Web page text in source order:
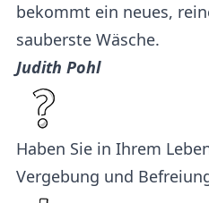
bekommt ein neues,
sauberste Wäsche.
Judith Pohl
Haben Sie in Ihrem
Vergebung und